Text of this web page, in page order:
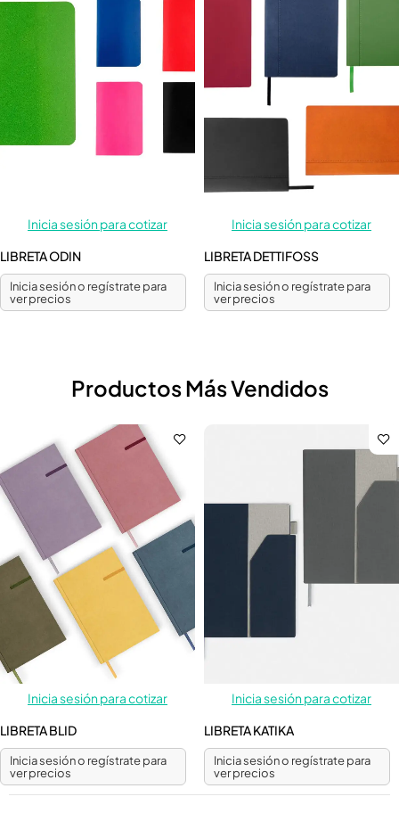
Inicia sesión para cotizar
LIBRETA ODIN
Inicia sesión o regístrate para
ver precios
Inicia sesión para cotizar
LIBRETA DETTIFOSS
Inicia sesión o regístrate para
ver precios
Productos Más Vendidos
Inicia sesión para cotizar
LIBRETA BLID
Inicia sesión o regístrate para
ver precios
Inicia sesión para cotizar
LIBRETA KATIKA
Inicia sesión o regístrate para
ver precios